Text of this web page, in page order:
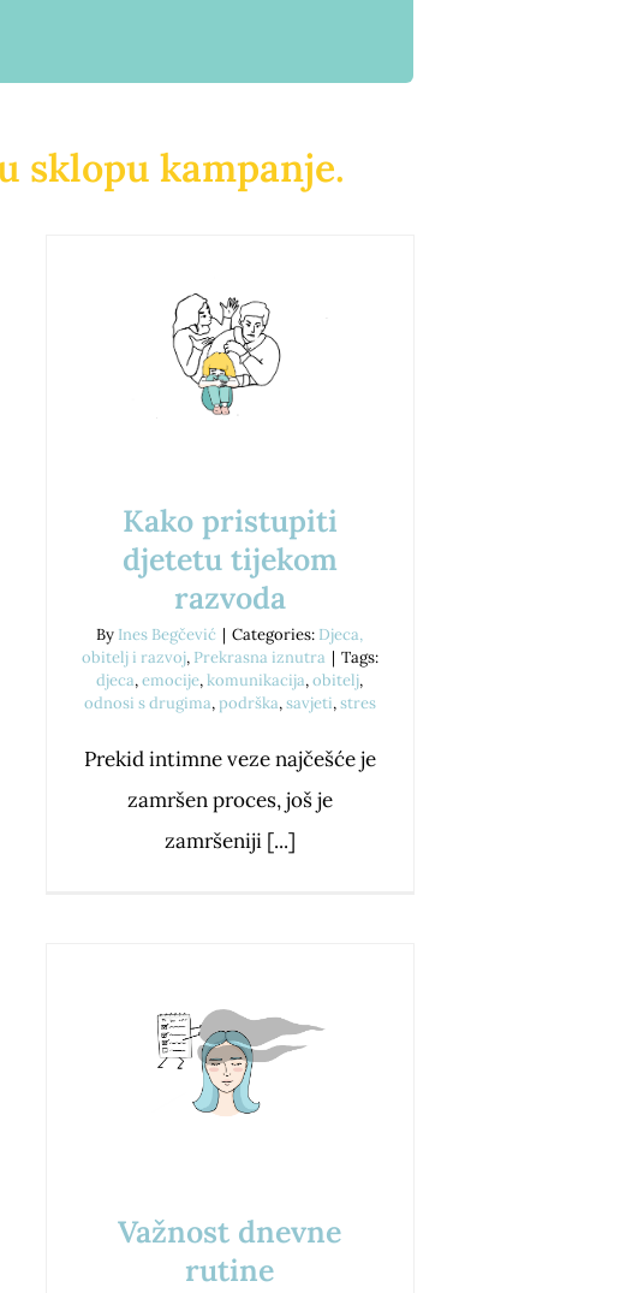
sklopu kampanje.
Kako pristupiti
djetetu tijekom
razvoda
By Ines Begčević | Categories: Djeca,
obitelj i razvoj, Prekrasna iznutra | Tags:
djeca,emocije,komunikacija,obitelj,
odnosi s drugima, podrška,savjeti,stres
Prekid intimne veze najčešće je
zamršen proces, još je
zamršeniji [...]
Važnost dnevne
rutine